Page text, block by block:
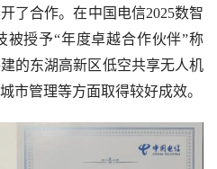
了合作。在中国电信2025数智
被授予“年度卓越合作伙伴”称
的东湖高新区低空共享无人机
市管理等方面取得较好成效。